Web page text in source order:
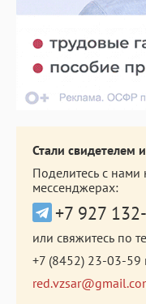
Стали свидетелем
Поделитесь с
мессенджерах:
+7 927
или свяжитесь по
+7 (8452) 23-03-59